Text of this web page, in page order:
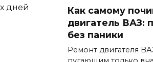
дней
Как самому
двигатель ВАЗ:
без паники
Ремонт двигателя